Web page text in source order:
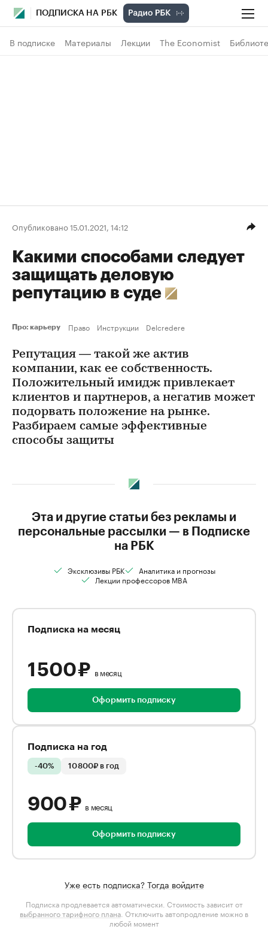
ПОДПИСКА НА РБК
В подписке Материалы Лекции The Economist
Опубликовано 15.01.2021, 14:12
Какими способами следует
защищать деловую
репутацию в суде
Про: карьеру Право Инструкции Delcredere
Репутация — такой же актив
компании, как ее собственность.
Положительный имидж привлекает
клиентов и партнеров, а негатив может
подорвать положение на рынке.
Разбираем самые эффективные
способы защиты
Эта и другие статьи без рекламы и
персональные рассылки — в Подписке
на РБК
Эксклюзивы РБК
Аналитика и прогнозы
Лекции профессоров MBA
Подписка на месяц
1 500 ₽ в месяц
Оформить подписку
Подписка на год
-40% 10 800₽ в год
900 ₽ в месяц
Оформить подписку
Уже есть подписка? Тогда войдите
Подписка продлевается автоматически. Стоимость зависит от
выбранного тарифного плана . Отключить автопродление можно в
любой момент